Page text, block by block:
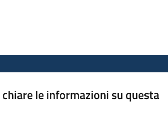
le informazioni su questa